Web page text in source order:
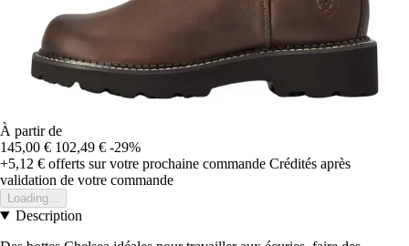
À partir de
145,00 € 102,49 € -29%
+5,12 € offerts sur votre prochaine commande Crédités après
validation de votre commande
Loading...
Description